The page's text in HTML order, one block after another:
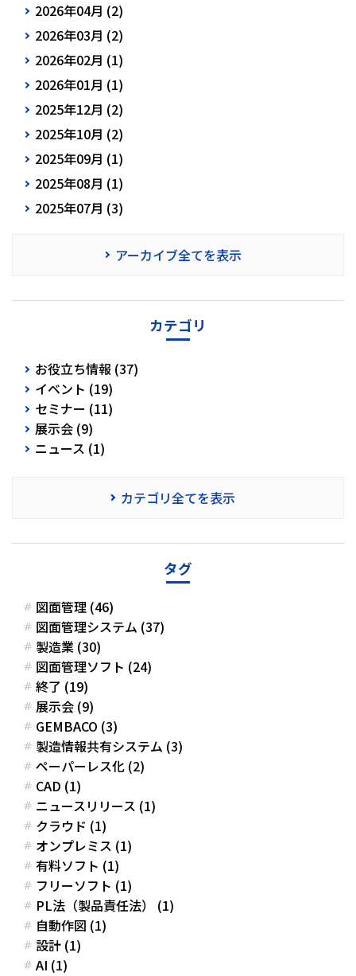
2026年04月 (2)
2026年03月 (2)
2026年02月 (1)
2026年01月 (1)
2025年12月 (2)
2025年10月 (2)
2025年09月 (1)
2025年08月 (1)
2025年07月 (3)
アーカイブ全てを表示
カテゴリ
お役立ち情報 (37)
イベント (19)
セミナー (11)
展示会 (9)
ニュース (1)
カテゴリ全てを表示
タグ
図面管理 (46)
図面管理システム (37)
製造業 (30)
図面管理ソフト (24)
終了 (19)
展示会 (9)
GEMBACO (3)
製造情報共有システム (3)
ペーパーレス化 (2)
CAD (1)
ニュースリリース (1)
クラウド (1)
オンプレミス (1)
有料ソフト (1)
フリーソフト (1)
PL法（製品責任法） (1)
自動作図 (1)
設計 (1)
AI (1)